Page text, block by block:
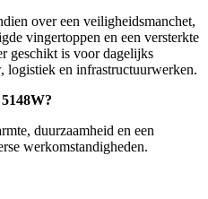
over een veiligheidsmanchet,
vingertoppen en een versterkte
geschikt is voor dagelijks
logistiek en infrastructuurwerken.
duurzaamheid en een
werkomstandigheden.